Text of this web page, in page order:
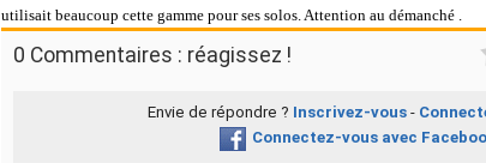
utilisait beaucoup cette gamme pour ses solos. Attention au démanché .
0 Commentaires : réagissez !
Envie de répondre ? Inscrivez-vous -
Connectez-vous avec